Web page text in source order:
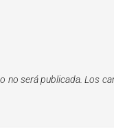
no será publicada. Los